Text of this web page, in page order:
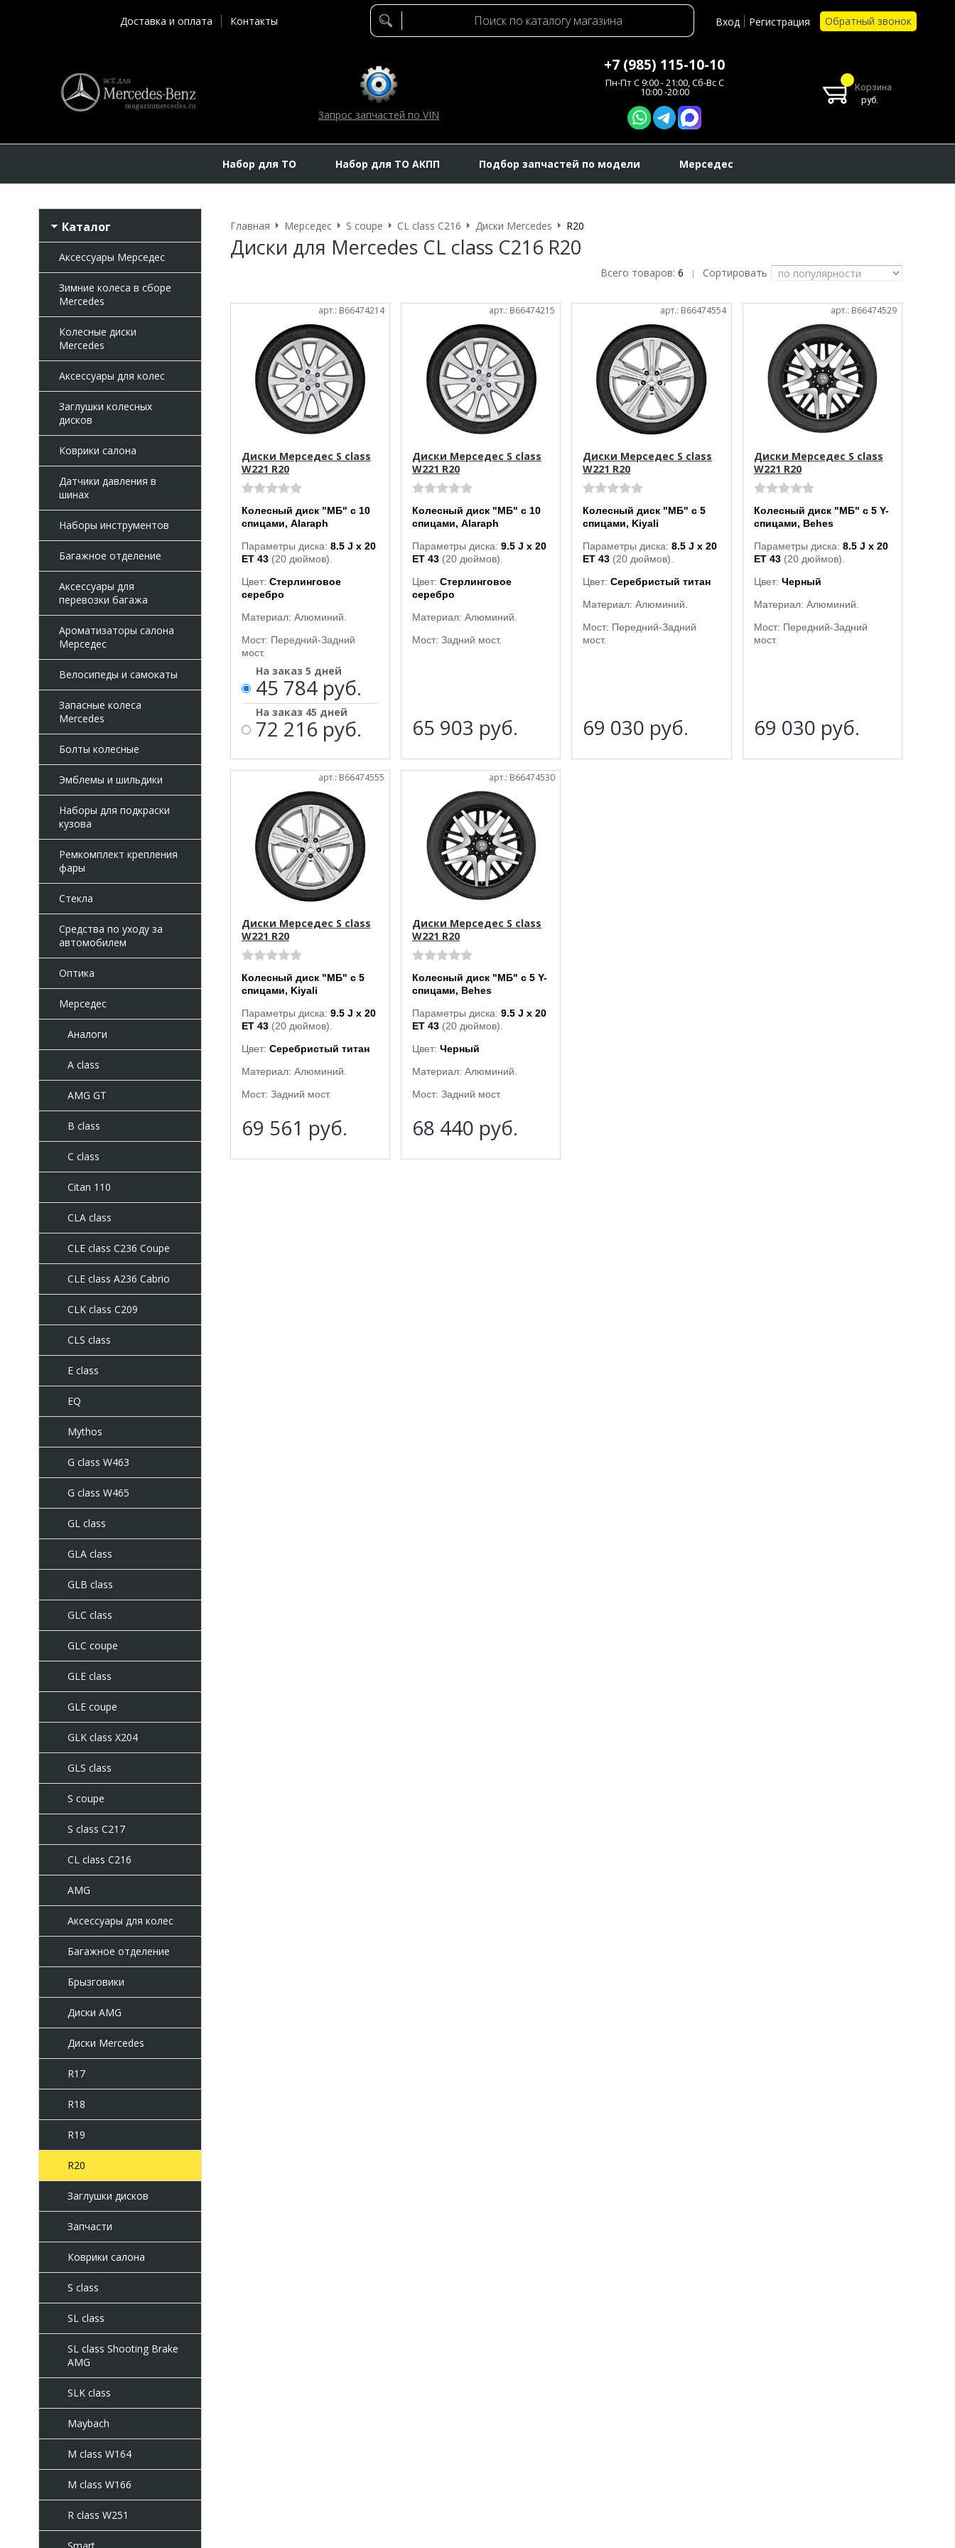
Доставка и оплата Контакты Вход Регистрация Обратный звонок
Запрос запчастей по VIN
+7 (985) 115-10-10
Пн-Пт C 9:00 - 21:00, Сб-Вс С
10:00 -20:00
Корзина
руб.
Набор для ТО Набор для ТО АКПП Подбор запчастей по модели Мерседес
Каталог
Аксессуары Мерседес
Зимние колеса в сборе
Mercedes
Колесные диски
Mercedes
Аксессуары для колес
Заглушки колесных
дисков
Коврики салона
Датчики давления в
шинах
Наборы инструментов
Багажное отделение
Аксессуары для
перевозки багажа
Ароматизаторы салона
Мерседес
Велосипеды и самокаты
Запасные колеса
Mercedes
Болты колесные
Эмблемы и шильдики
Наборы для подкраски
кузова
Ремкомплект крепления
фары
Стекла
Средства по уходу за
автомобилем
Оптика
Мерседес
Аналоги
A class
AMG GT
B class
C class
Citan 110
CLA class
CLE class C236 Coupe
CLE class A236 Cabrio
CLK class C209
CLS class
E class
EQ
Mythos
G class W463
G class W465
GL class
GLA class
GLB class
GLC class
GLC coupe
GLE class
GLE coupe
GLK class X204
GLS class
S coupe
S class C217
CL class C216
AMG
Аксессуары для колес
Багажное отделение
Брызговики
Диски AMG
Диски Mercedes
R17
R18
R19
R20
Заглушки дисков
Запчасти
Коврики салона
S class
SL class
SL class Shooting Brake
AMG
SLK class
Maybach
M class W164
M class W166
R class W251
Главная Мерседес S coupe CL class C216 Диски Mercedes R20
Диски для Mercedes CL class C216 R20
Всего товаров: 6 | Сортировать
арт.: B66474214
Диски Мерседес S class
W221 R20
Колесный диск "МБ" с 10
спицами, Alaraph
Параметры диска: 8.5 J x 20
ET 43 (20 дюймов).
Цвет: Стерлинговое
серебро
Материал: Алюминий.
Мост: Передний-Задний
мост.
На заказ 5 дней
45 784 руб.
На заказ 45 дней
72 216 руб.
арт.: B66474215
Диски Мерседес S class
W221 R20
Колесный диск "МБ" с 10
спицами, Alaraph
Параметры диска:9.5 J x 20
ET 43 (20 дюймов).
Цвет:Стерлинговое
серебро
Материал: Алюминий.
Мост: Задний мост.
65 903 руб.
арт.: B66474554
Диски Мерседес S class
W221 R20
Колесный диск "МБ" с 5
спицами, Kiyali
Параметры диска:8.5 J x 20
ET 43 (20 дюймов).
Цвет:Серебристый титан
Материал: Алюминий.
Мост: Передний-Задний
мост.
69 030 руб.
арт.: B66474529
Диски Мерседес S class
W221 R20
Колесный диск "МБ" с 5 Y-
спицами, Behes
Параметры диска: 8.5 J x 20
ET 43 (20 дюймов).
Цвет: Черный
Материал: Алюминий.
Мост: Передний-Задний
мост.
69 030 руб.
арт.: B66474555
Диски Мерседес S class
W221 R20
Колесный диск "МБ" с 5
спицами, Kiyali
Параметры диска: 9.5 J x 20
ET 43 (20 дюймов).
Цвет: Серебристый титан
Материал: Алюминий.
Мост: Задний мост.
69 561 руб.
арт.: B66474530
Диски Мерседес S class
W221 R20
Колесный диск "МБ" с 5 Y-
спицами, Behes
Параметры диска:9.5 J x 20
ET 43 (20 дюймов).
Цвет:Черный
Материал: Алюминий.
Мост: Задний мост.
68 440 руб.